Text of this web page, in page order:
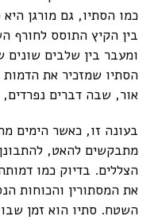
כמו הסתיו, גם מורגן
בין הקיץ התוסס לחורף
ומעבר בין שלבים
הסתיו שמזכיר את
אור, שבה דברים
בעונה זו, כאשר הימים
מתבקשים להאט,
הצללים. בדיוק כמו
את המסתורין והכוחות
השטח. סתיו הוא זמן